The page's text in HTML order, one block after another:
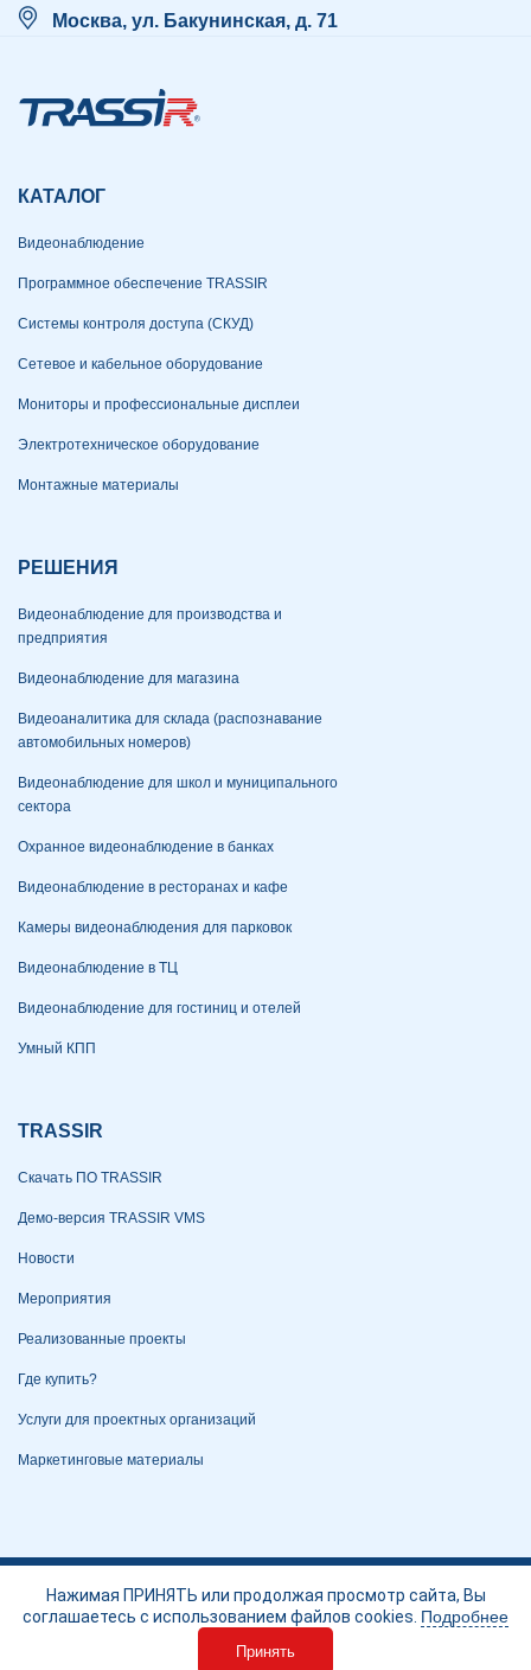
Москва, ул. Бакунинская, д. 71
КАТАЛОГ
Видеонаблюдение
Программное обеспечение TRASSIR
Системы контроля доступа (СКУД)
Сетевое и кабельное оборудование
Мониторы и профессиональные дисплеи
Электротехническое оборудование
Монтажные материалы
РЕШЕНИЯ
Видеонаблюдение для производства и
предприятия
Видеонаблюдение для магазина
Видеоаналитика для склада (распознавание
автомобильных номеров)
Видеонаблюдение для школ и муниципального
сектора
Охранное видеонаблюдение в банках
Видеонаблюдение в ресторанах и кафе
Камеры видеонаблюдения для парковок
Видеонаблюдение в ТЦ
Видеонаблюдение для гостиниц и отелей
Умный КПП
TRASSIR
Скачать ПО TRASSIR
Демо-версия TRASSIR VMS
Новости
Мероприятия
Реализованные проекты
Где купить?
Услуги для проектных организаций
Маркетинговые материалы
Политика конфиденциальности
Портал технической поддержки
Нажимая ПРИНЯТЬ или продолжая просмотр сайта, Вы
соглашаетесь с использованием файлов cookies. Подробнее
Принять